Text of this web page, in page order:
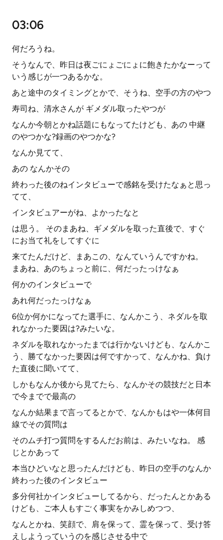
03:06
何だろうね。
そうなんで、昨日は夜ごにょごにょに飽きたかなーって
いう感じが一つあるかな。
あと途中のタイミングとかで、そうね、空手の方のやつ
寿司ね、清水さんが ギメダル取ったやつが
なんか今朝とかね話題にもなってたけども、あの 中継
のやつかな?録画のやつかな?
なんか見てて、
あの なんかその
終わった後のねインタビューで感銘を受けたなぁと思っ
てて、
インタビュアーがね、よかったなと
は思う。 そのまあね、ギメダルを取った直後で、すぐ
にお当て礼をしてすぐに
来てたんだけど、まあこの、なんていうんですかね。
まあね、あのちょっと前に、何だったっけなぁ
何かのインタビューで
あれ何だったっけなぁ
6位か何かになってた選手に、なんかこう、ネダルを取
れなかった要因は?みたいな。
ネダルを取れなかったまでは行かないけども、なんかこ
う、勝てなかった要因は何ですかって、なんかね、負け
た直後に聞いてて、
しかもなんか後から見てたら、なんかその競技だと日本
で今までで最高の
なんか結果まで言ってるとかで、なんかもはや一体何目
線でその質問は
そのムチ打つ質問をするんだお前は、みたいなね。 感
じとかあって
本当ひどいなと思ったんだけども、昨日の空手のなんか
終わった後のインタビュー
多分何社かインタビューしてるから、だったんとかある
けども、ご本人もすごく事実をかみしめつつ、
なんとかね、笑顔で、肩を保って、霊を保って、受け答
えしようっていうのを感じさせる中で